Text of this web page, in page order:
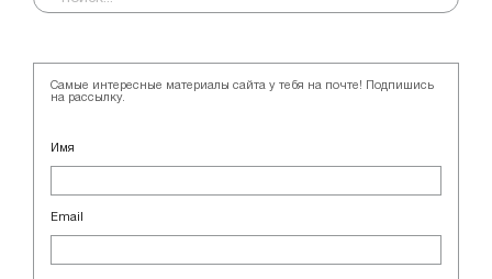
Самые интересные материалы сайта у тебя на почте! Подпишись
на рассылку.
Имя
Email